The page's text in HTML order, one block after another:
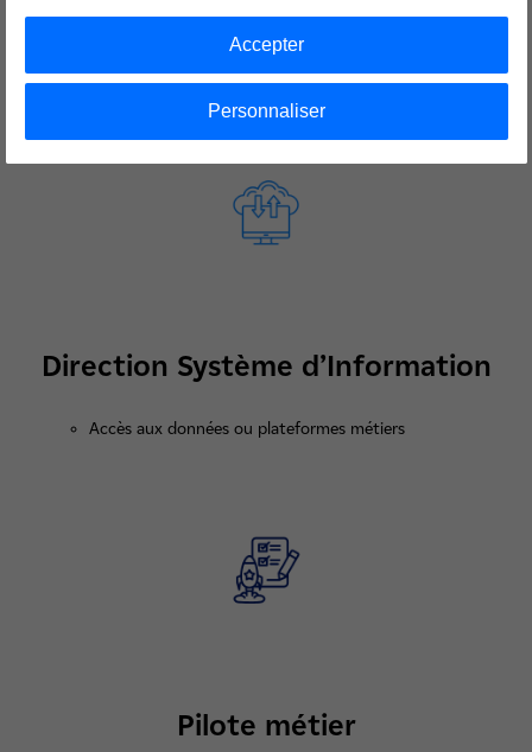
Expertise ou moyen spécifique complémentaire de ceux de
la R&D
Direction Système d’Information
Accès aux données ou plateformes métiers
Pilote métier
Personnaliser
Accepter